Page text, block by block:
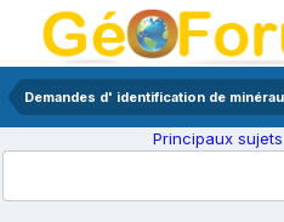
Demandes d' identification de
Principaux